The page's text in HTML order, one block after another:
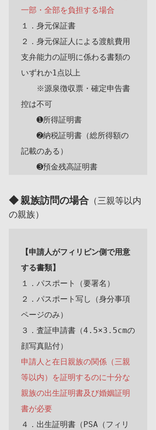
一部・全部を負担する場合
１．身元保証書
２．身元保証人による渡航費用
支弁能力の証明に係わる書類の
いずれか1点以上
※源泉徴収票・確定申告書
控は不可
➊所得証明書
➋納税証明書（総所得額の
記載のある）
◆ 親族訪問の場合 （三親等以内
の親族）
【申請人がフィリピン側で用意
する書類】
１．パスポート（要署名）
２．パスポート写し（身分事項
ページのみ）
３．査証申請書（4.5×3.5cmの
申請人と在日親族の関係（三親
等以内）を証明するのに十分な
親族の出生証明書及び婚姻証明
書が必要
４．出生証明書（PSA（フィリ